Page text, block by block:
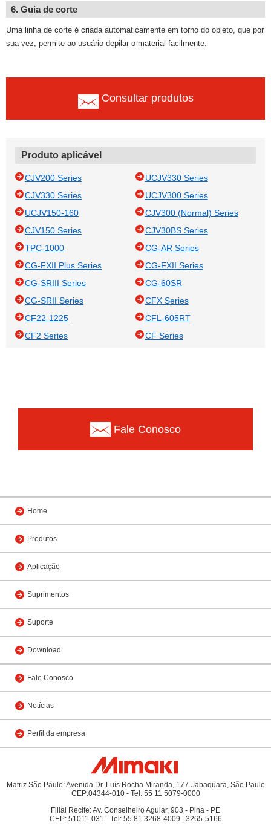
6. Guia de corte
Uma linha de corte é criada automaticamente em torno do objeto, que por
sua vez, permite ao usuário depilar o material facilmente.
Consultar produtos
Produto aplicável
CJV200 Series
UCJV330 Series
CJV330 Series
UCJV300 Series
UCJV150-160
CJV300 (Normal) Series
CJV150 Series
CJV30BS Series
TPC-1000
CG-AR Series
CG-FXII Plus Series
CG-FXII Series
CG-SRIII Series
CG-60SR
CG-SRII Series
CFX Series
CF22-1225
CFL-605RT
CF2 Series
CF Series
Fale Conosco
Home
Produtos
Aplicação
Suprimentos
Suporte
Download
Fale Conosco
Notícias
Perfil da empresa
Matriz São Paulo: Avenida Dr. Luís Rocha Miranda, 177-Jabaquara, São Paulo
CEP:04344-010 - Tel: 55 11 5079-0000
Filial Recife: Av. Conselheiro Aguiar, 903 - Pina - PE
CEP: 51011-031 - Tel: 55 81 3268-4009 | 3265-5166